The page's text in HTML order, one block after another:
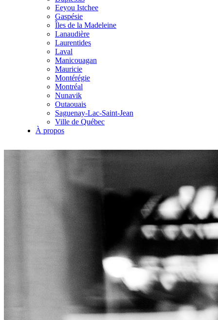
Eeyou Istchee
Gaspésie
Îles de la Madeleine
Lanaudière
Laurentides
Laval
Manicouagan
Mauricie
Montérégie
Montréal
Nunavik
Outaouais
Saguenay-Lac-Saint-Jean
Ville de Québec
À propos